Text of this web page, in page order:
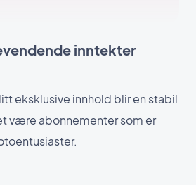
inntekter
eksklusive innhold blir en stabil
være abonnementer som er